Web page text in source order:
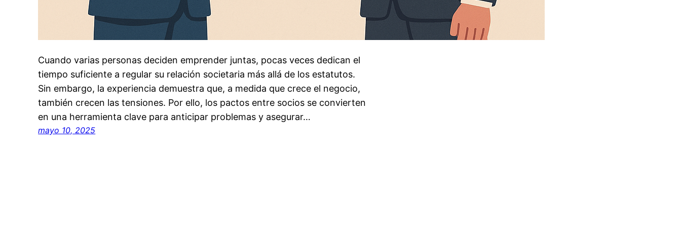
Cuando varias personas deciden emprender juntas, pocas veces dedican el
tiempo suficiente a regular su relación societaria más allá de los estatutos.
Sin embargo, la experiencia demuestra que, a medida que crece el negocio,
también crecen las tensiones. Por ello, los pactos entre socios se convierten
en una herramienta clave para anticipar problemas y asegurar…
mayo 10, 2025